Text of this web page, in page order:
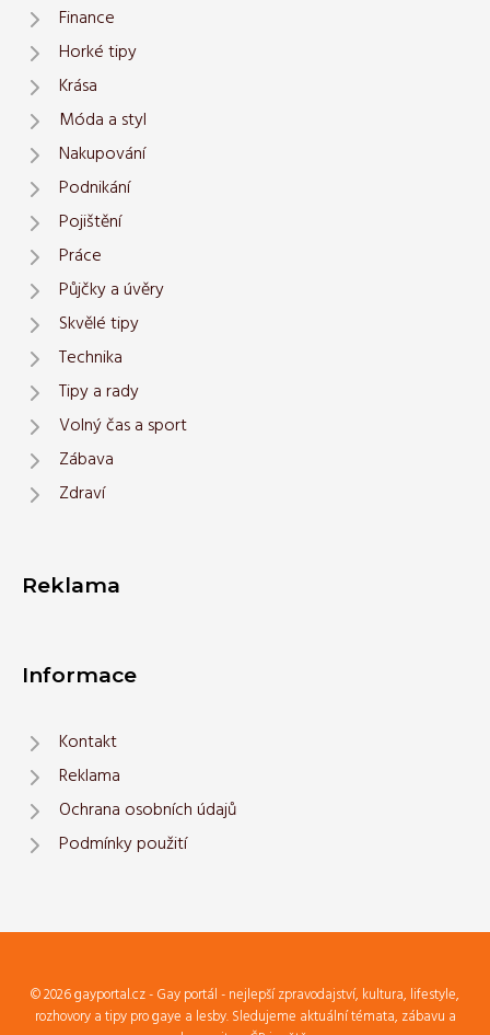
Finance
Horké tipy
Krása
Móda a styl
Nakupování
Podnikání
Pojištění
Práce
Půjčky a úvěry
Skvělé tipy
Technika
Tipy a rady
Volný čas a sport
Zábava
Zdraví
Reklama
Informace
Kontakt
Reklama
Ochrana osobních údajů
Podmínky použití
© 2026 gayportal.cz - Gay portál - nejlepší zpravodajství, kultura, lifestyle,
rozhovory a tipy pro gaye a lesby. Sledujeme aktuální témata, zábavu a